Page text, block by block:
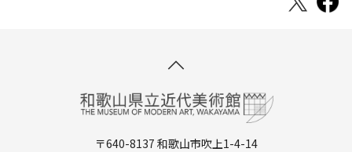
〒640-8137 和歌山市吹上1-4-14